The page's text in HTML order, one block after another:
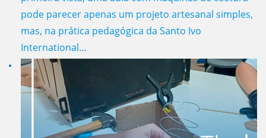
pode parecer apenas um projeto artesanal simples,
mas, na prática pedagógica da Santo Ivo
International...